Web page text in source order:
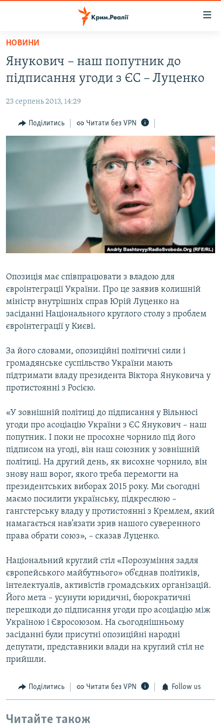
Перейти
основного
матеріалу
до
навігації
Перейти
до
ВОДА.КРИМ
ПОЛІТИКА
БЛОГИ
СВІДЧЕННЯ ОКУПАЦІЇ
ЯК ОБІЙТИ БЛОКУВАННЯ
Русский
Qırımtatar
ДОЛУЧАЙСЯ!
Усі сайти RFE/RL
НОВИНИ
Янукович – наш попутник до
підписання угоди з ЄС – Луценко
23 серпень 2013, 14:29
Поділитись Читати без VPN
Опозиція має співпрацювати з владою для
євроінтеграції України. Про це заявив колишній
міністр внутрішніх справ Юрій Луценко на
засіданні Національного круглого столу з проблем
євроінтеграції у Києві.
За його словами, опозиційні політичні сили і
громадянське суспільство України мають
підтримати владу президента Віктора Януковича у
протистоянні з Росією.
«У зовнішній політиці до підписання у Вільнюсі
угоди про асоціацію України з ЄС Янукович – наш
попутник. І поки не просохне чорнило під його
підписом на угоді, він наш союзник у зовнішній
політиці. На другий день, як висохне чорнило, він
знову наш ворог, якого треба перемогти на
президентських виборах 2015 року. Ми сьогодні
маємо посилити українську, підкреслюю –
гангстерську владу у протистоянні з Кремлем, який
намагається нав’язати зрив нашого суверенного
права обрати союз», – сказав Луценко.
Національний круглий стіл «Порозуміння задля
європейського майбутнього» об’єднав політиків,
інтелектуалів, активістів громадських організацій.
Його мета – усунути юридичні, бюрократичні
перешкоди до підписання угоди про асоціацію між
Україною і Євросоюзом. На сьогоднішньому
засіданні були присутні опозиційні народні
депутати, представники влади на круглий стіл не
прийшли.
Поділитись Читати без VPN Follow us
Читайте також